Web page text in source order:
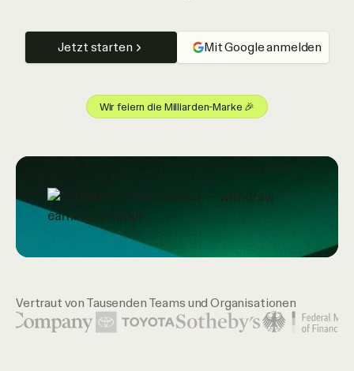
Jetzt starten Mit Google anmelden
Wir feiern die Milliarden-Marke 🎉
Vertraut von Tausenden Teams und Organisationen